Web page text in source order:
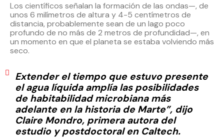
Los científicos señalan la formación de las ondas—, de
unos 6 milímetros de altura y 4-5 centímetros de
distancia, probablemente sean de un lago poco
profundo de no más de 2 metros de profundidad—, en
un momento en que el planeta se estaba volviendo más
seco.
Extender el tiempo que estuvo presente
el agua líquida amplía las posibilidades
de habitabilidad microbiana más
adelante en la historia de Marte”, dijo
Claire Mondro, primera autora del
estudio y postdoctoral en Caltech.